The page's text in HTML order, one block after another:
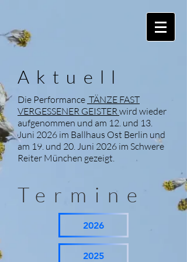
Aktuell
Die Performance TÄNZE FAST
VERGESSENER GEISTERwird wieder
aufgenommen und am 12. und 13.
Juni 2026 im Ballhaus Ost Berlin und
am 19. und 20. Juni 2026 im Schwere
Reiter München gezeigt.
Termine
2026
2025